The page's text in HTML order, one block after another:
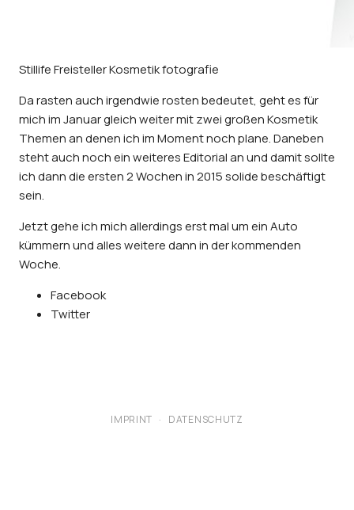
Stillife Freisteller Kosmetik fotografie
Da rasten auch irgendwie rosten bedeutet, geht es für
mich im Januar gleich weiter mit zwei großen Kosmetik
Themen an denen ich im Moment noch plane. Daneben
steht auch noch ein weiteres Editorial an und damit sollte
ich dann die ersten 2 Wochen in 2015 solide beschäftigt
sein.
Jetzt gehe ich mich allerdings erst mal um ein Auto
kümmern und alles weitere dann in der kommenden
Woche.
Facebook
Twitter
IMPRINT · DATENSCHUTZ